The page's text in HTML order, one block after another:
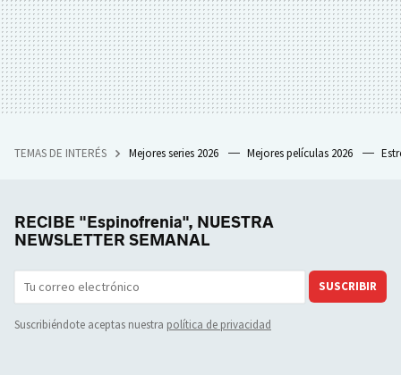
TEMAS DE INTERÉS Mejores series 2026 Mejores películas 2026
RECIBE "Espinofrenia", NUESTRA
NEWSLETTER SEMANAL
SUSCRIBIR
Suscribiéndote aceptas nuestra política de privacidad